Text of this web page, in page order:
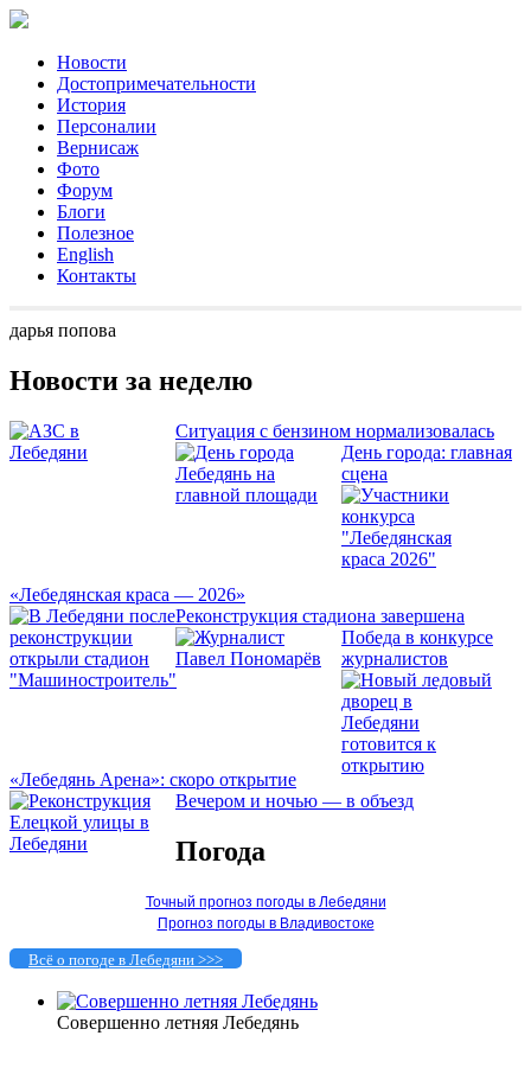
Новости
Достопримечательности
История
Персоналии
Вернисаж
Фото
Форум
Блоги
Полезное
English
Контакты
дарья попова
Новости за неделю
Ситуация с бензином нормализовалась
День города: главная
сцена
«Лебедянская краса — 2026»
Реконструкция стадиона завершена
Победа в конкурсе
журналистов
«Лебедянь Арена»: скоро открытие
Вечером и ночью — в объезд
Погода
Точный прогноз погоды в Лебедяни
Прогноз погоды в Владивостоке
Всё о погоде в Лебедяни >>>
Совершенно летняя Лебедянь